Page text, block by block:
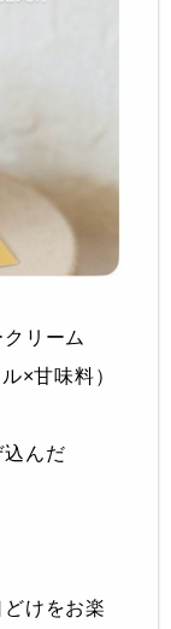
リーム
×甘味料）
込んだ
けをお楽